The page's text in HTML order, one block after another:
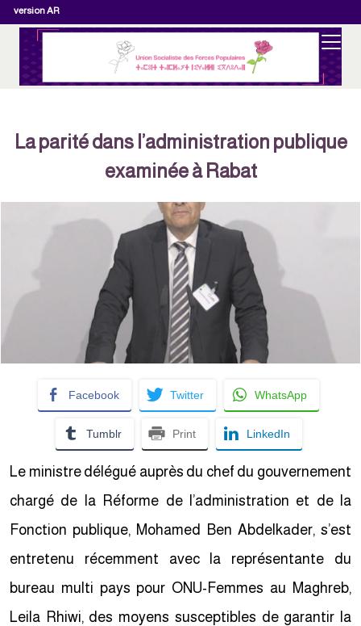
version AR
La parité dans l’administration publique
examinée à Rabat
Facebook Twitter WhatsApp
Tumblr Print LinkedIn
Le ministre délégué auprès du chef du gouvernement
chargé de la Réforme de l’administration et de la
Fonction publique, Mohamed Ben Abdelkader, s’est
entretenu récemment avec la représentante du
bureau multi pays pour ONU-Femmes au Maghreb,
Leila Rhiwi, des moyens susceptibles de garantir la